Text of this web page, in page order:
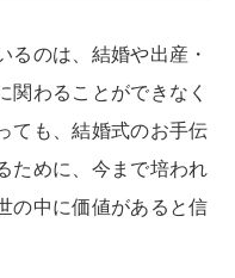
るのは、結婚や出産・
関わることができなく
ても、結婚式のお手伝
ために、今まで培われ
の中に価値があると信